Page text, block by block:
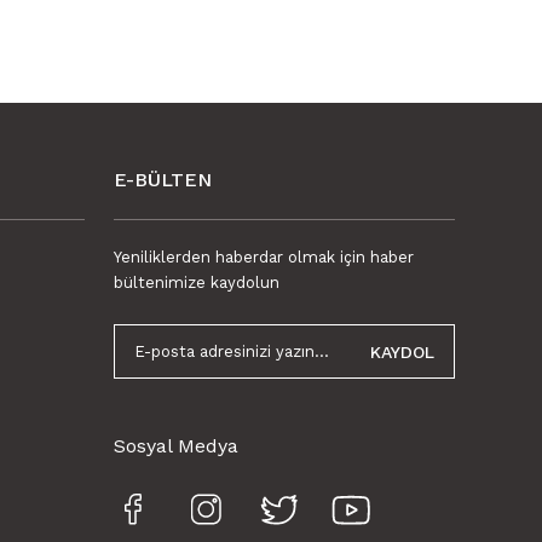
Döşemesi Yuvarlak Retro Desenli 60x120
E-BÜLTEN
Yeniliklerden haberdar olmak için haber
bültenimize kaydolun
KAYDOL
Sosyal Medya